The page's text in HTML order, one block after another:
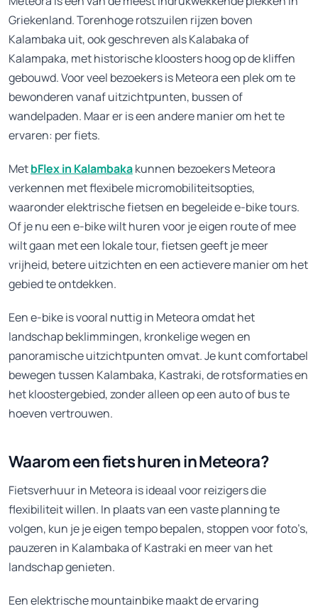
Griekenland. Torenhoge rotszuilen rijzen boven
Kalambaka uit, ook geschreven als Kalabaka of
Kalampaka, met historische kloosters hoog op de kliffen
gebouwd. Voor veel bezoekers is Meteora een plek om te
bewonderen vanaf uitzichtpunten, bussen of
wandelpaden. Maar er is een andere manier om het te
ervaren: per fiets.
MetbFlex in Kalambakakunnen bezoekers Meteora
verkennen met flexibele micromobiliteitsopties,
waaronder elektrische fietsen en begeleide e-bike tours.
Of je nu een e-bike wilt huren voor je eigen route of mee
wilt gaan met een lokale tour, fietsen geeft je meer
vrijheid, betere uitzichten en een actievere manier om het
gebied te ontdekken.
Een e-bike is vooral nuttig in Meteora omdat het
landschap beklimmingen, kronkelige wegen en
panoramische uitzichtpunten omvat. Je kunt comfortabel
bewegen tussen Kalambaka, Kastraki, de rotsformaties en
het kloostergebied, zonder alleen op een auto of bus te
hoeven vertrouwen.
Waarom een fiets huren in Meteora?
Fietsverhuur in Meteora is ideaal voor reizigers die
flexibiliteit willen. In plaats van een vaste planning te
volgen, kun je je eigen tempo bepalen, stoppen voor foto’s,
pauzeren in Kalambaka of Kastraki en meer van het
landschap genieten.
Een elektrische mountainbike maakt de ervaring